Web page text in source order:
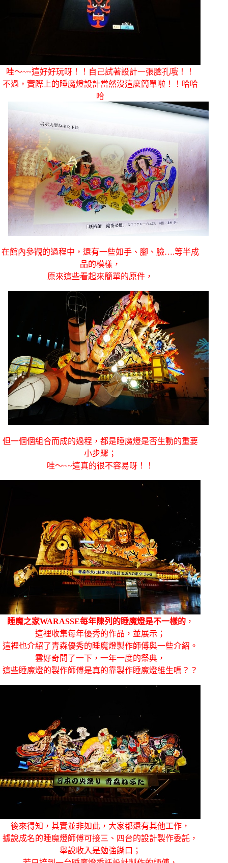
哇～~~這好好玩呀！！自己試著設計一張臉孔哦！！
不過，實際上的睡魔燈設計當然沒這麼簡單啦！！哈哈
哈
在館內參觀的過程中，還有一些如手、腳、臉….等半成
品的模樣，
原來這些看起來簡單的原件，
但一個個組合而成的過程，都是睡魔燈是否生動的重要
小步驟；
哇～~~這真的很不容易呀！！
睡魔之家WARASSE每年陳列的睡魔燈是不一樣的，
這裡收集每年優秀的作品，並展示；
這裡也介紹了青森優秀的睡魔燈製作師傅與一些介紹。
雲好奇問了一下，一年一度的祭典，
這些睡魔燈的製作師傅是真的靠製作睡魔燈維生嗎？？
後來得知，其實並非如此，大家都還有其他工作，
據說成名的睡魔燈師傅可接三、四台的設計製作委託，
舉說收入是勉強餬口；